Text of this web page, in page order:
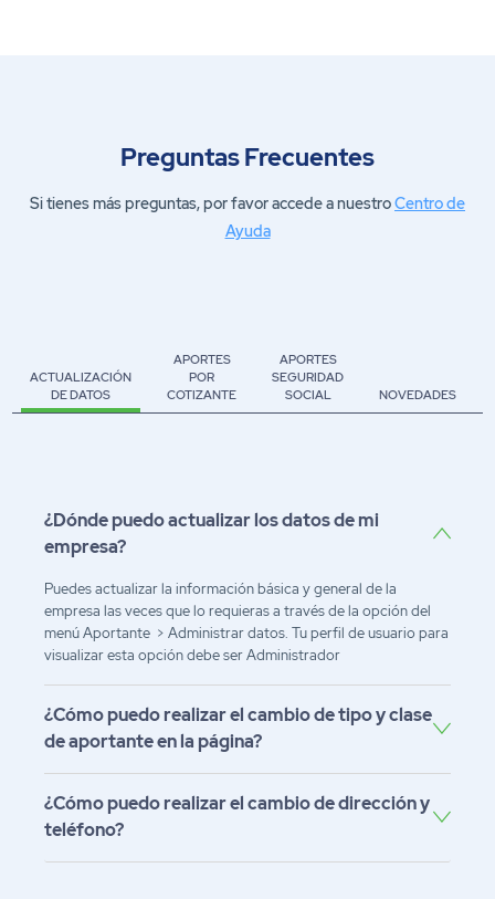
Preguntas Frecuentes
Si tienes más preguntas, por favor accede a nuestroCentro de
Ayuda
ACTUALIZACIÓN
DE DATOS
APORTES
POR
COTIZANTE
APORTES
SEGURIDAD
SOCIAL
NOVEDADES
¿Dónde puedo actualizar los datos de mi
empresa?
Puedes actualizar la información básica y general de la
empresa las veces que lo requieras a través de la opción del
menú Aportante > Administrar datos. Tu perfil de usuario para
visualizar esta opción debe ser Administrador
¿Cómo puedo realizar el cambio de tipo y clase
de aportante en la página?
¿Cómo puedo realizar el cambio de dirección y
teléfono?